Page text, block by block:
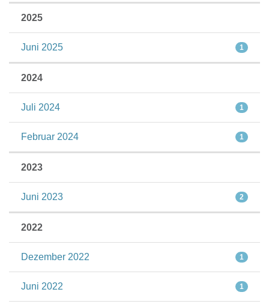
2025
Juni 2025 1
2024
Juli 2024 1
Februar 2024 1
2023
Juni 2023 2
2022
Dezember 2022 1
Juni 2022 1